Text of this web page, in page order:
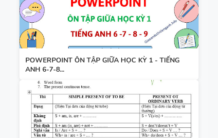
POWERPOINT ÔN TẬP GIỮA HỌC KỲ 1 - TIẾNG
ANH 6-7-8...